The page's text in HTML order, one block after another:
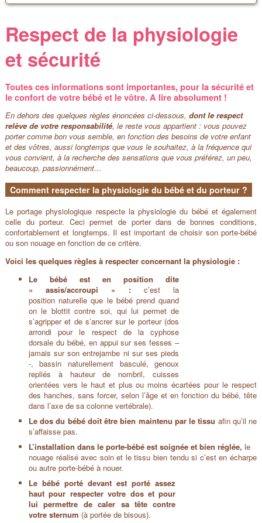
Respect de la physiologie
et sécurité
Toutes ces informations sont importantes, pour la sécurité et
le confort de votre bébé et le vôtre. A lire absolument !
En dehors des quelques règles énoncées ci-dessous, dont le respect
relève de votre responsabilité, le reste vous appartient : vous pouvez
porter comme bon vous semble, en fonction des besoins de votre enfant
et des vôtres, aussi longtemps que vous le souhaitez, à la fréquence qui
vous convient, à la recherche des sensations que vous préférez, un peu,
beaucoup, passionnément…
Comment respecter la physiologie du bébé et du porteur ?
Le portage physiologique respecte la physiologie du bébé et également
celle du porteur. Ceci permet de porter dans de bonnes conditions,
confortablement et longtemps. Il est important de choisir son porte-bébé
ou son nouage en fonction de ce critère.
Voici les quelques règles à respecter concernant la physiologie :
Le bébé est en position dite
« assis/accroupi » :c’est la
position naturelle que le bébé prend quand
on le blottit contre soi, qui lui permet de
s’agripper et de s’ancrer sur le porteur (dos
arrondi pour le respect de la cyphose
dorsale du bébé, en appui sur ses fesses –
jamais sur son entrejambe ni sur ses pieds
-, bassin naturellement basculé, genoux
repliés à hauteur de nombril, cuisses
orientées vers le haut et plus ou moins écartées pour le respect
des hanches, sans forcer, selon l’âge et en fonction du bébé, tête
dans l’axe de sa colonne vertébrale).
Le dos du bébé doit être bien maintenu par le tissu afin qu’il ne
s’affaisse pas.
L’installation dans le porte-bébé est soignée et bien réglée, le
nouage réalisé avec soin et le tissu bien tendu si c’est en écharpe
ou autre porte-bébé à nouer.
Le bébé porté devant est porté assez
haut pour respecter votre dos et pour
lui permettre de caler sa tête contre
votre sternum (à portée de bisous).